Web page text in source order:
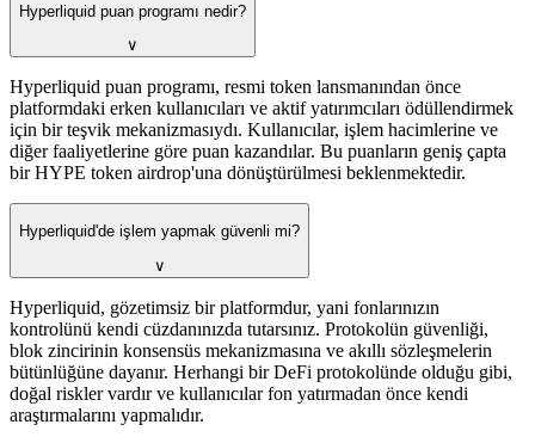
Hyperliquid puan programı nedir?
∨
Hyperliquid puan programı, resmi token lansmanından önce
platformdaki erken kullanıcıları ve aktif yatırımcıları ödüllendirmek
için bir teşvik mekanizmasıydı. Kullanıcılar, işlem hacimlerine ve
diğer faaliyetlerine göre puan kazandılar. Bu puanların geniş çapta
bir HYPE token airdrop'una dönüştürülmesi beklenmektedir.
Hyperliquid'de işlem yapmak güvenli mi?
∨
Hyperliquid, gözetimsiz bir platformdur, yani fonlarınızın
kontrolünü kendi cüzdanınızda tutarsınız. Protokolün güvenliği,
blok zincirinin konsensüs mekanizmasına ve akıllı sözleşmelerin
bütünlüğüne dayanır. Herhangi bir DeFi protokolünde olduğu gibi,
doğal riskler vardır ve kullanıcılar fon yatırmadan önce kendi
araştırmalarını yapmalıdır.